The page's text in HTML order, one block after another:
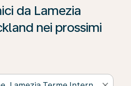
da Lamezia
nei prossimi
faccia clic su “Cerca le offerte”